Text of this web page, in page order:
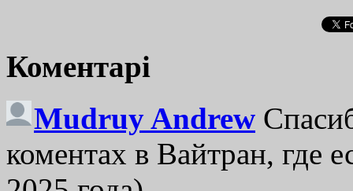
Коментарі
Mudruy Andrew
коментах в Вайтран, где